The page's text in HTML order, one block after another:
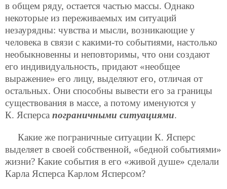
в общем ряду, остается частью массы. Однако
некоторые из переживаемых им ситуаций
незаурядны: чувства и мысли, возникающие у
человека в связи с какими-то событиями, настолько
необыкновенны и неповторимы, что они создают
его индивидуальность, придают «необщее
выражение» его лицу, выделяют его, отличая от
остальных. Они способны вывести его за границы
существования в массе, а потому именуются у
К. Ясперса пограничными ситуациями.
Какие же пограничные ситуации К. Ясперс
выделяет в своей собственной, «бедной событиями»
жизни? Какие события в его «живой душе» сделали
Карла Ясперса Карлом Ясперсом?